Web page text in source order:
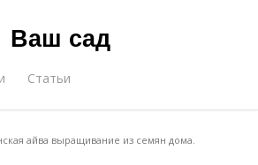
Ваш сад
Статьи
айва выращивание из семян дома.